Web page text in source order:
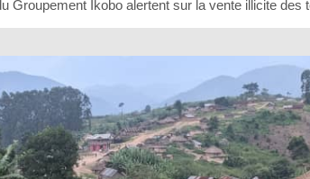
Groupement Ikobo alertent sur la vente illicite